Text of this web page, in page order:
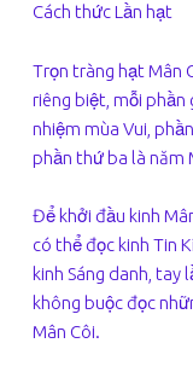
Cách thức Lần hạt
Trọn tràng hạt Mân
riêng biệt, mỗi phần
nhiệm mùa Vui,
phần thứ ba là năm
Để khởi đầu kinh
có thể đọc kinh Tin
kinh Sáng danh, tay
không buộc đọc
Mân Côi.